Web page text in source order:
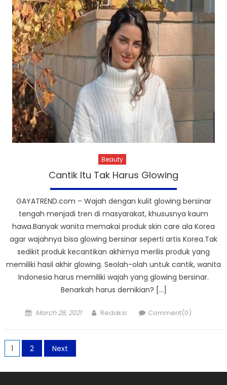
Beauty
Cantik Itu Tak Harus Glowing
GAYATREND.com – Wajah dengan kulit glowing bersinar
tengah menjadi tren di masyarakat, khususnya kaum
hawa.Banyak wanita memakai produk skin care ala Korea
agar wajahnya bisa glowing bersinar seperti artis Korea.Tak
sedikit produk kecantikan akhirnya merilis produk yang
memiliki hasil akhir glowing. Seolah-olah untuk cantik, wanita
Indonesia harus memiliki wajah yang glowing bersinar.
Benarkah harus demikian? […]
Posted
March 28, 2021 Author
Redaksi Comment(0)
Posts
pagination
1 2 Next